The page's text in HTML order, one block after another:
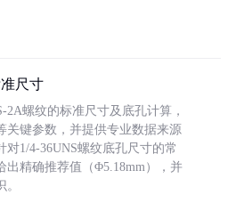
尺寸
2A螺纹的标准尺寸及底孔计算，
关键参数，并提供专业数据来源
对1/4-36UNS螺纹底孔尺寸的常
出精确推荐值（Φ5.18mm），并